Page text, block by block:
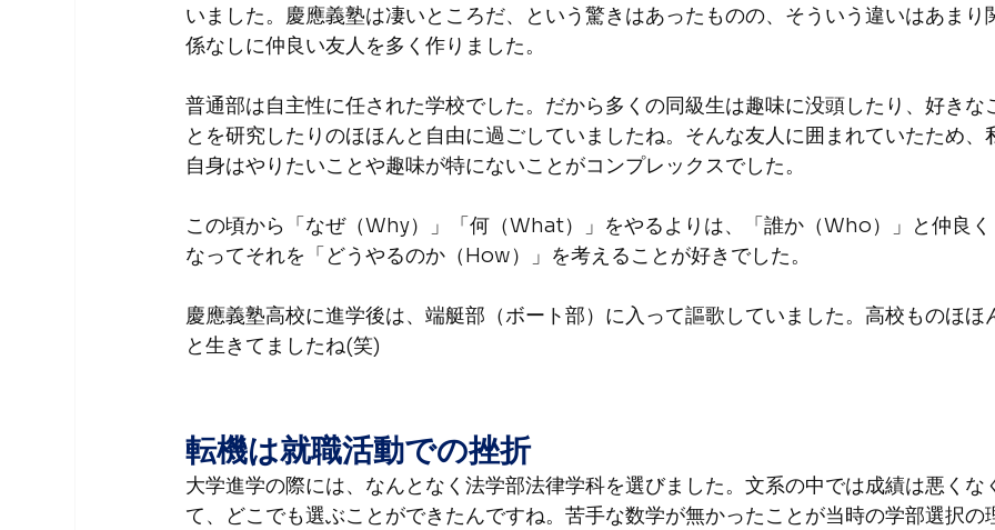
いました。慶應義塾は凄いところだ、という驚きはあったものの、そういう違いはあまり
係なしに仲良い友人を多く作りました。
普通部は自主性に任された学校でした。だから多くの同級生は趣味に没頭したり、好きな
とを研究したりのほほんと自由に過ごしていましたね。そんな友人に囲まれていたため、
自身はやりたいことや趣味が特にないことがコンプレックスでした。
この頃から「なぜ（Why）」「何（What）」をやるよりは、「誰か（Who）」と仲良く
なってそれを「どうやるのか（How）」を考えることが好きでした。
慶應義塾高校に進学後は、端艇部（ボート部）に入って謳歌していました。高校ものほほ
と生きてましたね(笑)
転機は就職活動での挫折
大学進学の際には、なんとなく法学部法律学科を選びました。文系の中では成績は悪くな
て、どこでも選ぶことができたんですね。苦手な数学が無かったことが当時の学部選択の